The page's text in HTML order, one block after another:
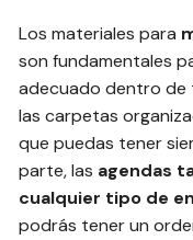
Los materiales para
son fundamentales
adecuado dentro de
las carpetas
que puedas tener
parte, las agendas
cualquier tipo de
podrás tener un